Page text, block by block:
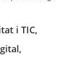
i TIC,
,